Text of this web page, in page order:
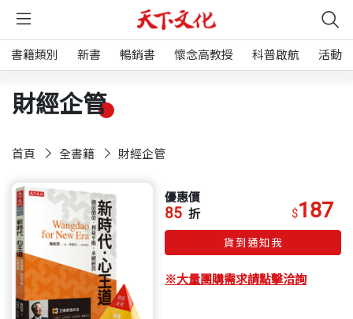
書籍類別 新書 暢銷書 懷念高教授 科普啟航 活動
財經企管
首頁 全書籍 財經企管
優惠價
85 折 $187
貨到通知我
※大量團購需求請點擊洽詢